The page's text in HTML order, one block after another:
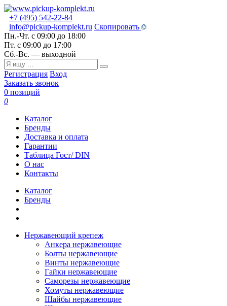
+7 (495) 542-22-84
info@pickup-komplekt.ru Скопировать
Пн.-Чт. с 09:00 до 18:00
Пт. с 09:00 до 17:00
Сб.-Вс. — выходной
Регистрация Вход
Заказать звонок
0 позиций
0
Каталог
Бренды
Доставка и оплата
Гарантии
Таблица Гост/ DIN
О нас
Контакты
Каталог
Бренды
Нержавеющий крепеж
Анкера нержавеющие
Болты нержавеющие
Винты нержавеющие
Гайки нержавеющие
Саморезы нержавеющие
Хомуты нержавеющие
Шайбы нержавеющие